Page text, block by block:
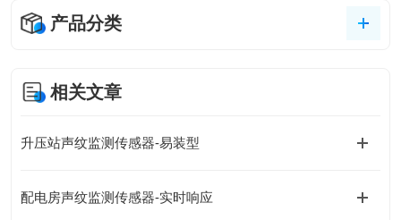
产品分类
相关文章
升压站声纹监测传感器-易装型
配电房声纹监测传感器-实时响应